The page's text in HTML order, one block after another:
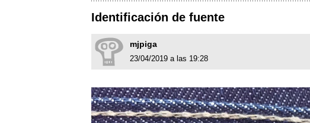
Identificación de fuente
mjpiga
23/04/2019 a las 19:28